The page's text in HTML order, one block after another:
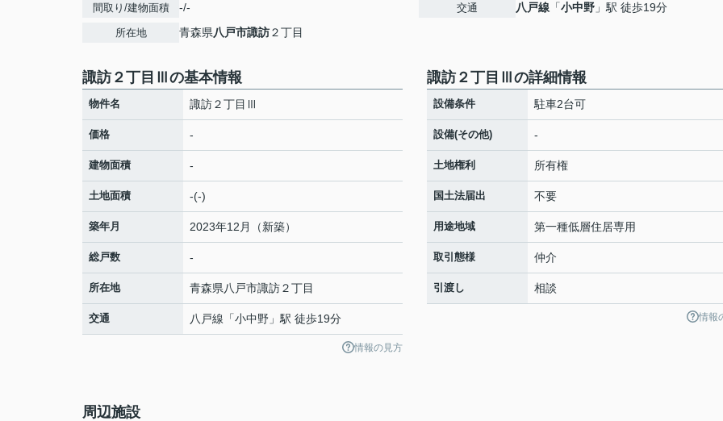
間取り/建物面積 -/-
所在地 青森県八戸市諏訪２丁目
交通 八戸線 「小中野 」駅 徒歩19分
諏訪２丁目Ⅲの基本情報
物件名 諏訪２丁目Ⅲ
価格 -
建物面積 -
土地面積 -(-)
築年月 2023年12月（新築）
総戸数 -
所在地 青森県八戸市諏訪２丁目
交通 八戸線 「小中野 」駅 徒歩19分
情報の見方
諏訪２丁目Ⅲの詳細情報
設備条件 駐車2台可
設備(その他) -
土地権利 所有権
国土法届出 不要
用途地域 第一種低層住居専用
取引態様 仲介
引渡し 相談
情報
周辺施設